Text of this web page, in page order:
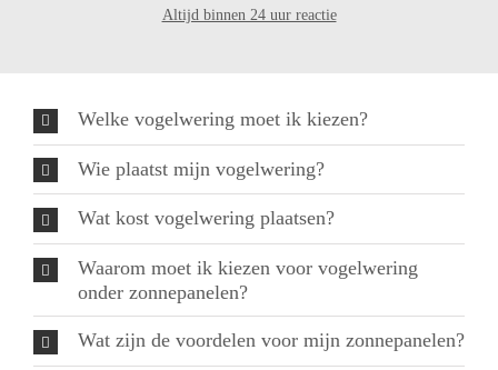
Altijd binnen 24 uur reactie
Welke vogelwering moet ik kiezen?
Wie plaatst mijn vogelwering?
Wat kost vogelwering plaatsen?
Waarom moet ik kiezen voor vogelwering
onder zonnepanelen?
Wat zijn de voordelen voor mijn zonnepanelen?